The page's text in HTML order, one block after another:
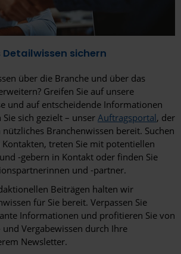
sichern
über die Branche und über das
Greifen Sie auf unsere
und auf entscheidende Informationen
sich gezielt – unser Auftragsportal, der
Branchenwissen bereit. Suchen
Kontakten, treten Sie mit potentiellen
-gebern in Kontakt oder finden Sie
und -partner.
Beiträgen halten wir
für Sie bereit. Verpassen Sie
Informationen und profitieren Sie von
Vergabewissen durch Ihre
Newsletter.